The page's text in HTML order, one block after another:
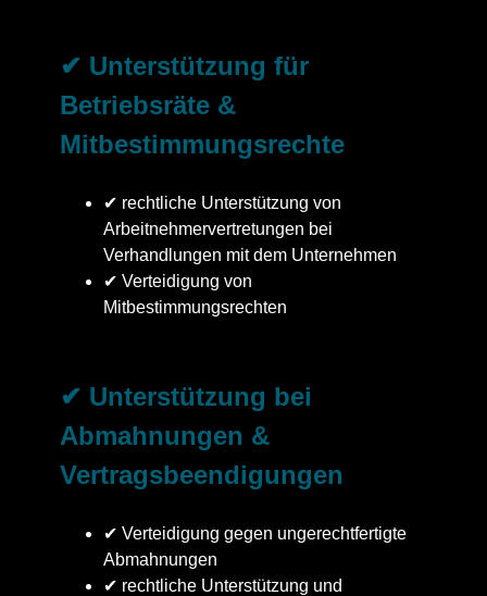
✔ Unterstützung für
Betriebsräte &
Mitbestimmungsrechte
✔ rechtliche Unterstützung von
Arbeitnehmervertretungen bei
Verhandlungen mit dem Unternehmen
✔ Verteidigung von
Mitbestimmungsrechten
✔ Unterstützung bei
Abmahnungen &
Vertragsbeendigungen
✔ Verteidigung gegen ungerechtfertigte
Abmahnungen
✔ rechtliche Unterstützung und